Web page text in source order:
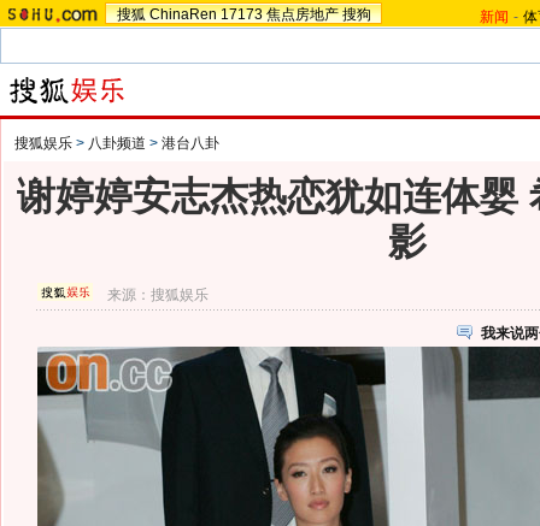
搜狐 ChinaRen 17173 焦点房地产 搜狗 新闻 -
搜狐娱乐 > 八卦频道 > 港台八卦
谢婷婷安志杰热恋犹如连体婴
影
来源：搜狐娱乐
我来说